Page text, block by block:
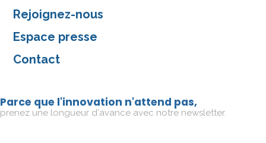
Rejoignez-nous
Espace presse
Contact
Parce que l'innovation n'attend pas,
prenez une longueur d'avance avec notre newsletter.